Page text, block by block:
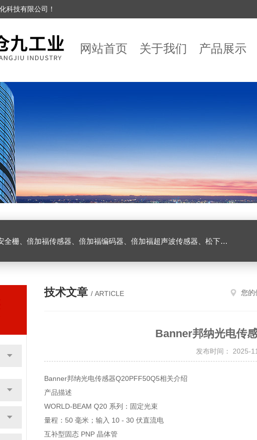
科技有限公司！
网站首页 关于我们 产品展示
福传感器、倍加福编码器、倍加福超声波传感器、松下伺服驱动器、松下伺服电机、施耐德TM3模块、巴鲁夫位移传感器、易福门流量传感器等产品。
技术文章 / ARTICLE 您的
Banner邦纳光电传
发布时间：
Banner邦纳光电传感器Q20PFF50Q5相关介绍
产品描述
WORLD-BEAM Q20 系列：固定光束
量程：50 毫米；输入 10 - 30 伏直流电
互补型固态 PNP 晶体管